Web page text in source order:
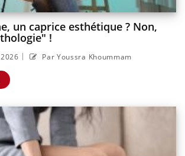
un caprice esthétique ? Non,
!
| Par Youssra Khoummam